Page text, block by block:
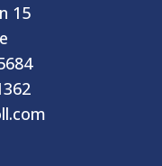
15